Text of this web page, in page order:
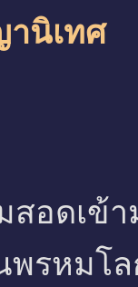
นิเทศ
สอดเข้
พรหมโ